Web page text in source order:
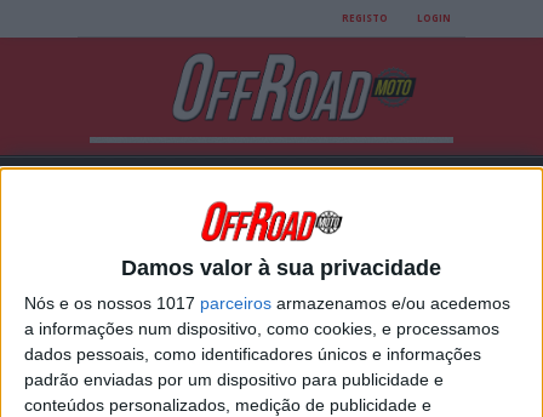
Damos valor à sua privacidade
Nós e os nossos 1017 parceiros armazenamos e/ou acedemos
a informações num dispositivo, como cookies, e processamos
dados pessoais, como identificadores únicos e informações
padrão enviadas por um dispositivo para publicidade e
conteúdos personalizados, medição de publicidade e
REGISTO LOGIN
All posts tagged
"Última volta"